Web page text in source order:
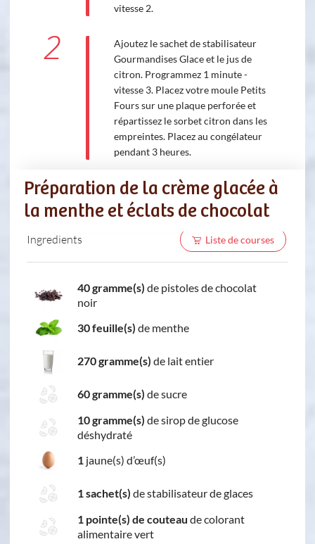
vitesse 2.
2
Ajoutez le sachet de stabilisateur
Gourmandises Glace et le jus de
citron. Programmez 1 minute -
vitesse 3. Placez votre moule Petits
Fours sur une plaque perforée et
répartissez le sorbet citron dans les
empreintes. Placez au congélateur
pendant 3 heures.
Préparation de la crème glacée à
la menthe et éclats de chocolat
Ingredients Liste de courses
40 gramme(s) de pistoles de chocolat
noir
30 feuille(s) de menthe
270 gramme(s) de lait entier
60 gramme(s) de sucre
10 gramme(s) de sirop de glucose
déshydraté
1 jaune(s) d’œuf(s)
1 sachet(s) de stabilisateur de glaces
1 pointe(s) de couteau de colorant
alimentaire vert